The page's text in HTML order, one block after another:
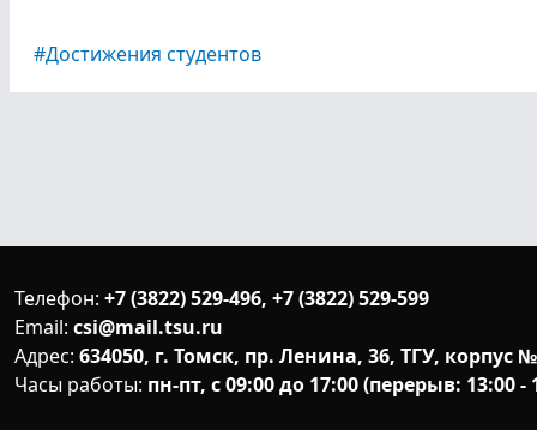
Достижения студентов
Телефон: +7 (3822) 529-496, +7 (3822) 529-599
Email: csi@mail.tsu.ru
Адрес: 634050, г. Томск, пр. Ленина, 36, ТГУ, корпус
Часы работы: пн-пт, с 09:00 до 17:00 (перерыв: 13:00 -